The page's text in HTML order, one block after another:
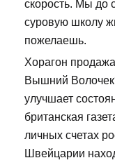
скорость. Мы до
суровую школу
пожелаешь.
Хорагон
Вышний
улучшает
британская
личных счетах
Швейцарии